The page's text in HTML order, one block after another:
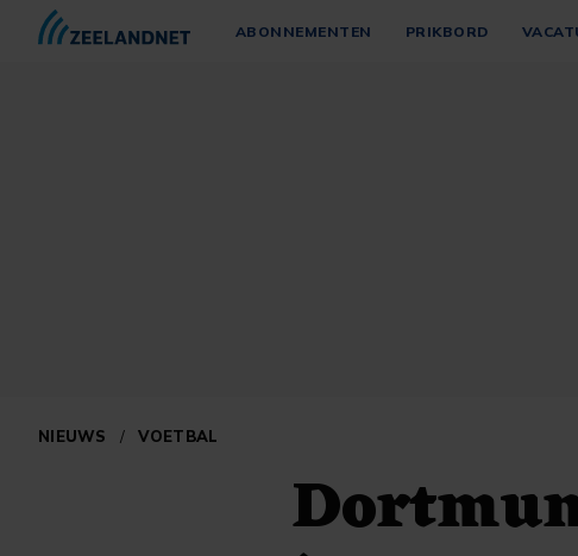
ABONNEMENTEN PRIKBORD
NIEUWS / VOETBAL